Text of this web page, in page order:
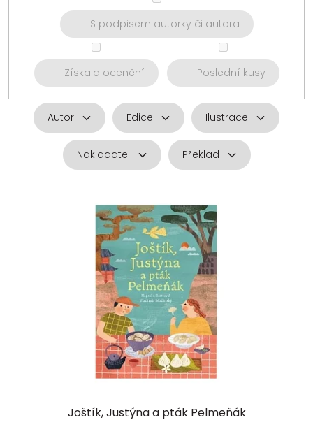
S podpisem autorky či autora
Získala ocenění Poslední kusy
Autor Edice Ilustrace
Nakladatel Překlad
Joštík, Justýna a pták Pelmeňák